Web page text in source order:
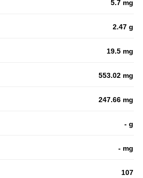
5.7 mg
2.47 g
19.5 mg
553.02 mg
247.66 mg
- g
- mg
107